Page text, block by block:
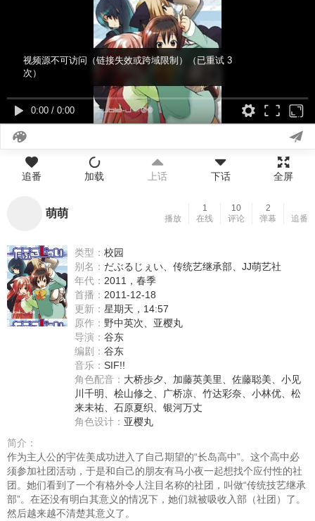
0:00 / 0:00
视频源不可访问（链接失效或跨域限制）（已重试 3
次）
追番 加载 上话 下话 全屏
播放
1
在线
10
评论
2
弹幕
追番
萌萌
类型： 校园
别名： だぶるじぇい、传统艺继承部、JJ萌艺社
年代： 2011，春季
首播： 2011-12-18
更新： 星期天，14:57
原作： 野中英次、亚樱丸
导演： 谷东
编剧： 谷东
音乐： SIF!!
角色配音： 大桥歩夕、 加藤英美里、 佐藤聪美、 小见
川千明、 桧山修之、 广桥凉、 竹达彩奈、 小林优、 松
来未祐、 石原夏织、 银河万丈
角色设计： 亚樱丸
简介：
作为主人公的宇佐美成功进入了自己期望的“长岛高中”。这个高中必
须参加社团活动，于是和自己的朋友有马小夜一起想找个应付性的社
团。她们看到了一个有格外令人注目名称的社团，叫做“传统技艺继承
部”。在还没有明白其意义的情况下，她们就被吸收入部（社团）了。
然后越来越不清楚其意义了。